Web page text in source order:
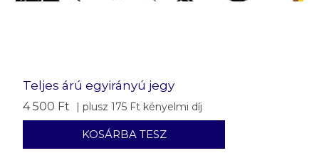
Teljes árú egyirányú jegy
4 500 Ft | plusz 175 Ft kényelmi díj